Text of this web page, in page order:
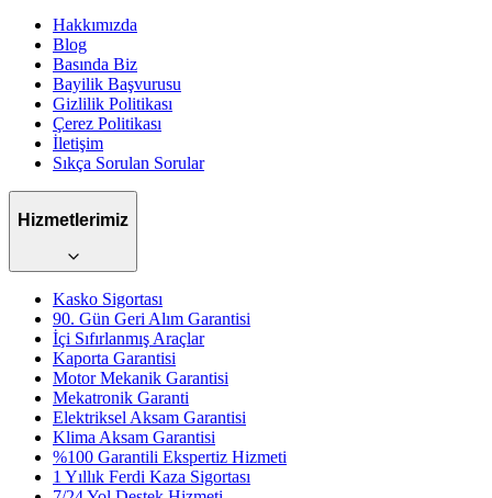
Hakkımızda
Blog
Basında Biz
Bayilik Başvurusu
Gizlilik Politikası
Çerez Politikası
İletişim
Sıkça Sorulan Sorular
Hizmetlerimiz
Kasko Sigortası
90. Gün Geri Alım Garantisi
İçi Sıfırlanmış Araçlar
Kaporta Garantisi
Motor Mekanik Garantisi
Mekatronik Garanti
Elektriksel Aksam Garantisi
Klima Aksam Garantisi
%100 Garantili Ekspertiz Hizmeti
1 Yıllık Ferdi Kaza Sigortası